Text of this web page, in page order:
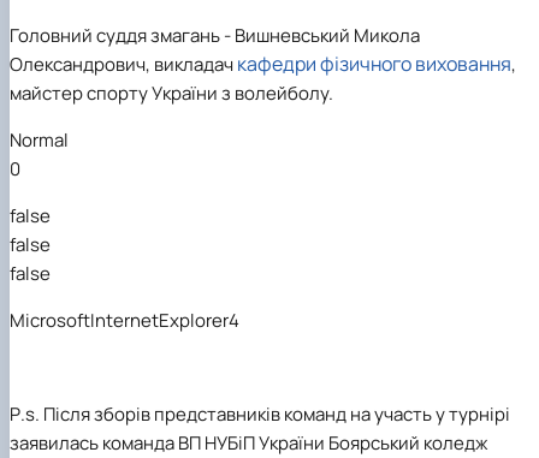
Головний суддя змагань - Вишневський Микола
Олександрович, викладачкафедри фізичного виховання,
майстер спорту України з волейболу.
Normal
0
false
false
false
MicrosoftInternetExplorer4
P.s. Після зборів представників команд на участь у турнірі
заявилась команда ВП НУБіП України Боярський коледж